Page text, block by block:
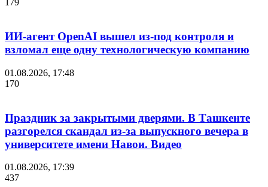
179
ИИ-агент OpenAI вышел из-под контроля и
взломал еще одну технологическую компанию
01.08.2026, 17:48
170
Праздник за закрытыми дверями. В Ташкенте
разгорелся скандал из-за выпускного вечера в
университете имени Навои. Видео
01.08.2026, 17:39
437